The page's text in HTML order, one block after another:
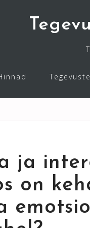
ja
on